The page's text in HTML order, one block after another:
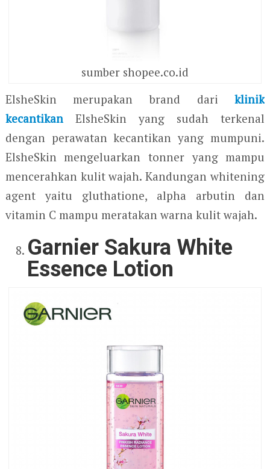
sumber shopee.co.id
ElsheSkin merupakan brand dariklinik
kecantikanElsheSkin yang sudah terkenal
dengan perawatan kecantikan yang mumpuni.
ElsheSkin mengeluarkan tonner yang mampu
mencerahkan kulit wajah. Kandungan whitening
agent yaitu gluthatione, alpha arbutin dan
vitamin C mampu meratakan warna kulit wajah.
Garnier Sakura White
Essence Lotion